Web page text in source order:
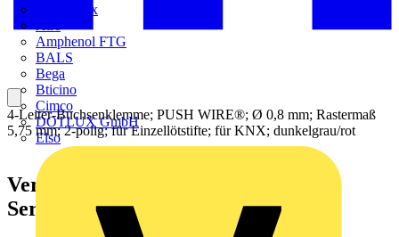
Adaptaflex
Amphenol FTG
BALS
Bega
Bticino
Cimco
DOTLUX GmbH
Elso
4-Leiter-Buchsenklemme; PUSH WIRE®; Ø 0,8 mm; Rastermaß
5,75 mm; 2-polig; für Einzellötstifte; für KNX; dunkelgrau/rot
Verbindungsklemme zum Stecken
Serie 243, dunkelgrau/rot